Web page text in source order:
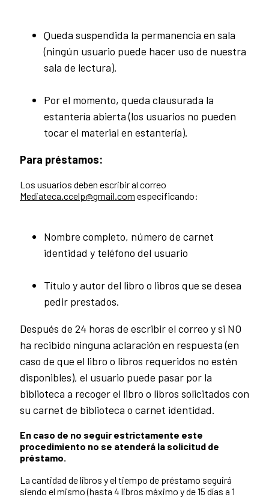
Queda suspendida la permanencia en sala
(ningún usuario puede hacer uso de nuestra
sala de lectura).
Por el momento, queda clausurada la
estantería abierta (los usuarios no pueden
tocar el material en estantería).
Para préstamos:
Los usuarios deben escribir al correo
Mediateca.ccelp@gmail.com especificando:
Nombre completo, número de carnet
identidad y teléfono del usuario
Título y autor del libro o libros que se desea
pedir prestados.
Después de 24 horas de escribir el correo y si NO
ha recibido ninguna aclaración en respuesta (en
caso de que el libro o libros requeridos no estén
disponibles), el usuario puede pasar por la
biblioteca a recoger el libro o libros solicitados con
su carnet de biblioteca o carnet identidad.
En caso de no seguir estrictamente este
procedimiento no se atenderá la solicitud de
préstamo.
La cantidad de libros y el tiempo de préstamo seguirá
siendo el mismo (hasta 4 libros máximo y de 15 días a 1